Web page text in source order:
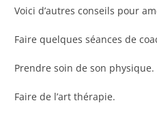
Voici d’autres conseils pour
Faire quelques séances de
Prendre soin de son physique.
Faire de l’art thérapie.